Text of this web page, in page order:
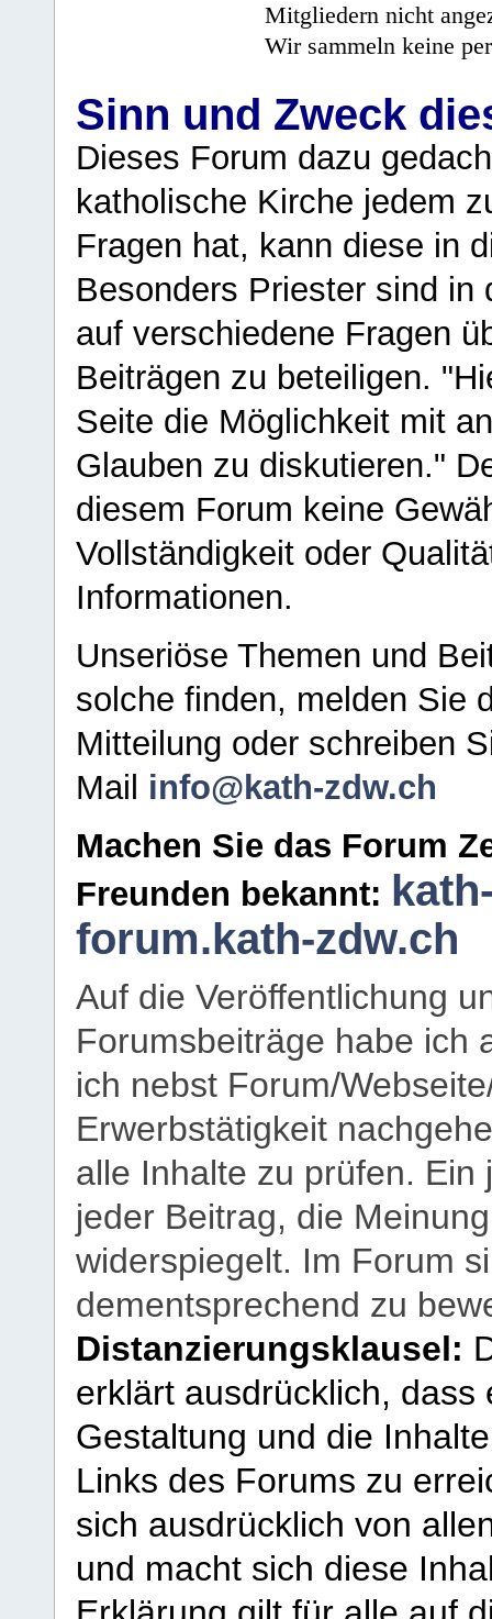
Mitgliedern nicht
Wir sammeln keine
Sinn und Zweck
Dieses Forum dazu
katholische Kirche jedem
Fragen hat, kann diese in
Besonders Priester sind in
auf verschiedene Fragen
Beiträgen zu beteiligen.
Seite die Möglichkeit mit
Glauben zu diskutieren."
diesem Forum keine
Vollständigkeit oder
Informationen.
Unseriöse Themen und
solche finden, melden Sie
Mitteilung oder schreiben
Mail info@kath-zdw.ch
Machen Sie das Forum
Freunden bekannt:
forum.kath-zdw.ch
Auf die Veröffentlichung
Forumsbeiträge habe ich
ich nebst Forum/
Erwerbstätigkeit
alle Inhalte zu prüfen.
jeder Beitrag, die
widerspiegelt. Im Forum
dementsprechend zu
Distanzierungsklausel:
erklärt ausdrücklich,
Gestaltung und die
Links des Forums zu
sich ausdrücklich von
und macht sich diese